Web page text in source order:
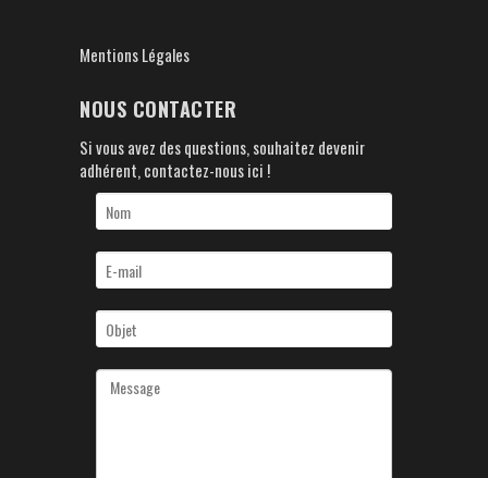
Mentions Légales
NOUS CONTACTER
Si vous avez des questions, souhaitez devenir
adhérent, contactez-nous ici !